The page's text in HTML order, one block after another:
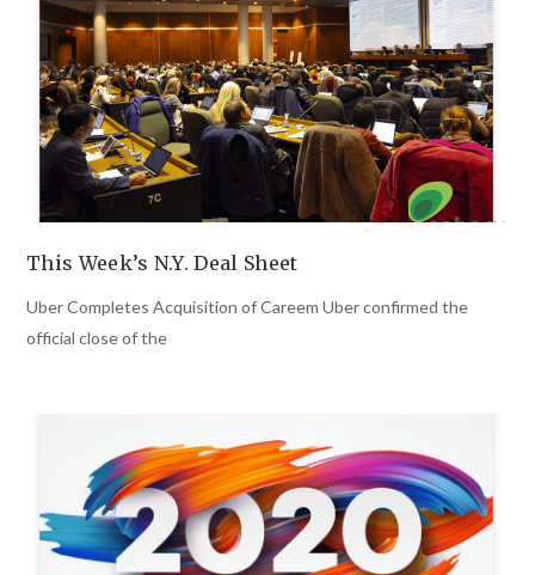
This Week’s N.Y. Deal Sheet
Uber Completes Acquisition of Careem Uber confirmed the
official close of the